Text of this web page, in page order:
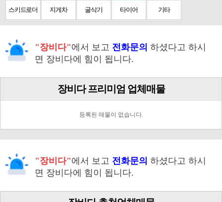
스키드로더 지게차 굴삭기 타이어 기타
"장비다"에서 보고 전화문의 하셨다고 하시
면 장비다에 힘이 됩니다.
장비다 프리미엄 업체매물
등록된 매물이 없습니다.
"장비다"에서 보고 전화문의 하셨다고 하시
면 장비다에 힘이 됩니다.